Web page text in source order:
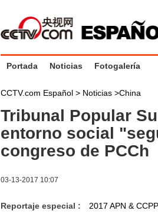
Portada Noticias Fotogalería
CCTV.com Español > Noticias >China
Tribunal Popular
entorno social
congreso de PCCh
03-13-2017 10:07
Reportaje especial : 2017 APN &